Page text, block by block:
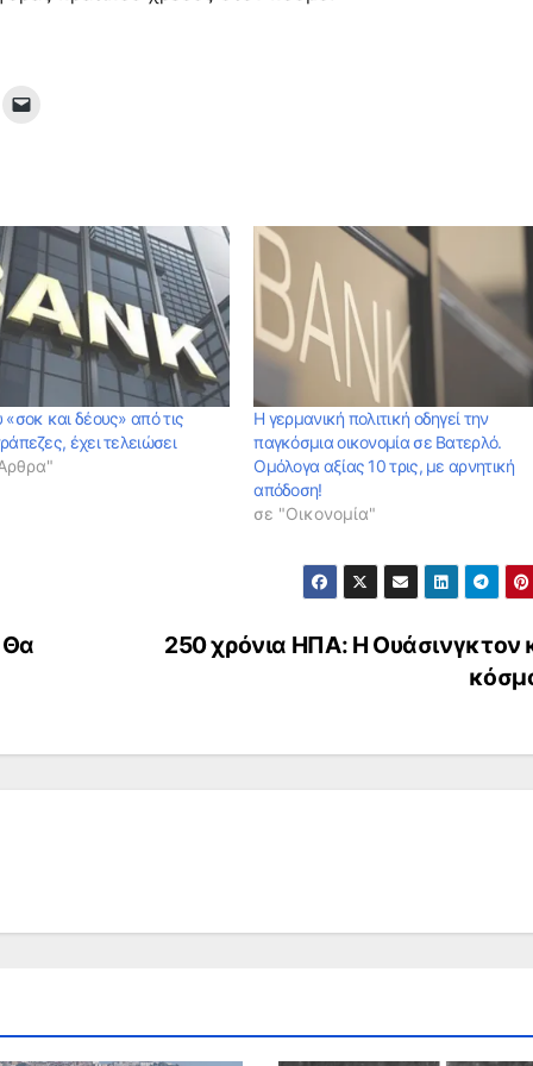
και δέους» από τις
έχει τελειώσει
Η γερμανική πολιτική οδηγεί την
παγκόσμια οικονομία σε Βατερλό.
Ομόλογα αξίας 10 τρις, με αρνητική
απόδοση!
σε "Οικονομία"
250 χρόνια ΗΠΑ: Η Ουάσινγκτον
Θα